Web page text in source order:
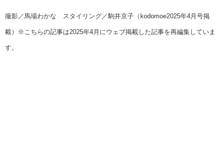
撮影／馬場わかな スタイリング／駒井京子（kodomoe2025年4月号掲
載）※こちらの記事は2025年4月にウェブ掲載した記事を再編集していま
す。